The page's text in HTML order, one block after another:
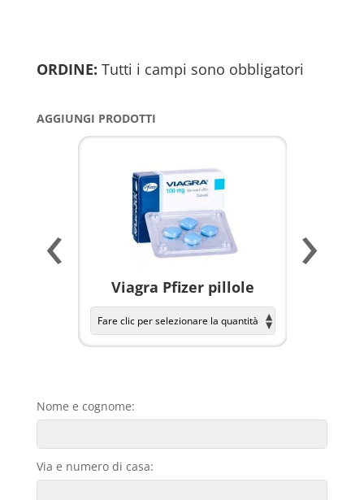
ORDINE: Tutti i campi sono obbligatori
AGGIUNGI PRODOTTI
Viagra Pfizer pillole
‹ ›
Nome e cognome:
Via e numero di casa: